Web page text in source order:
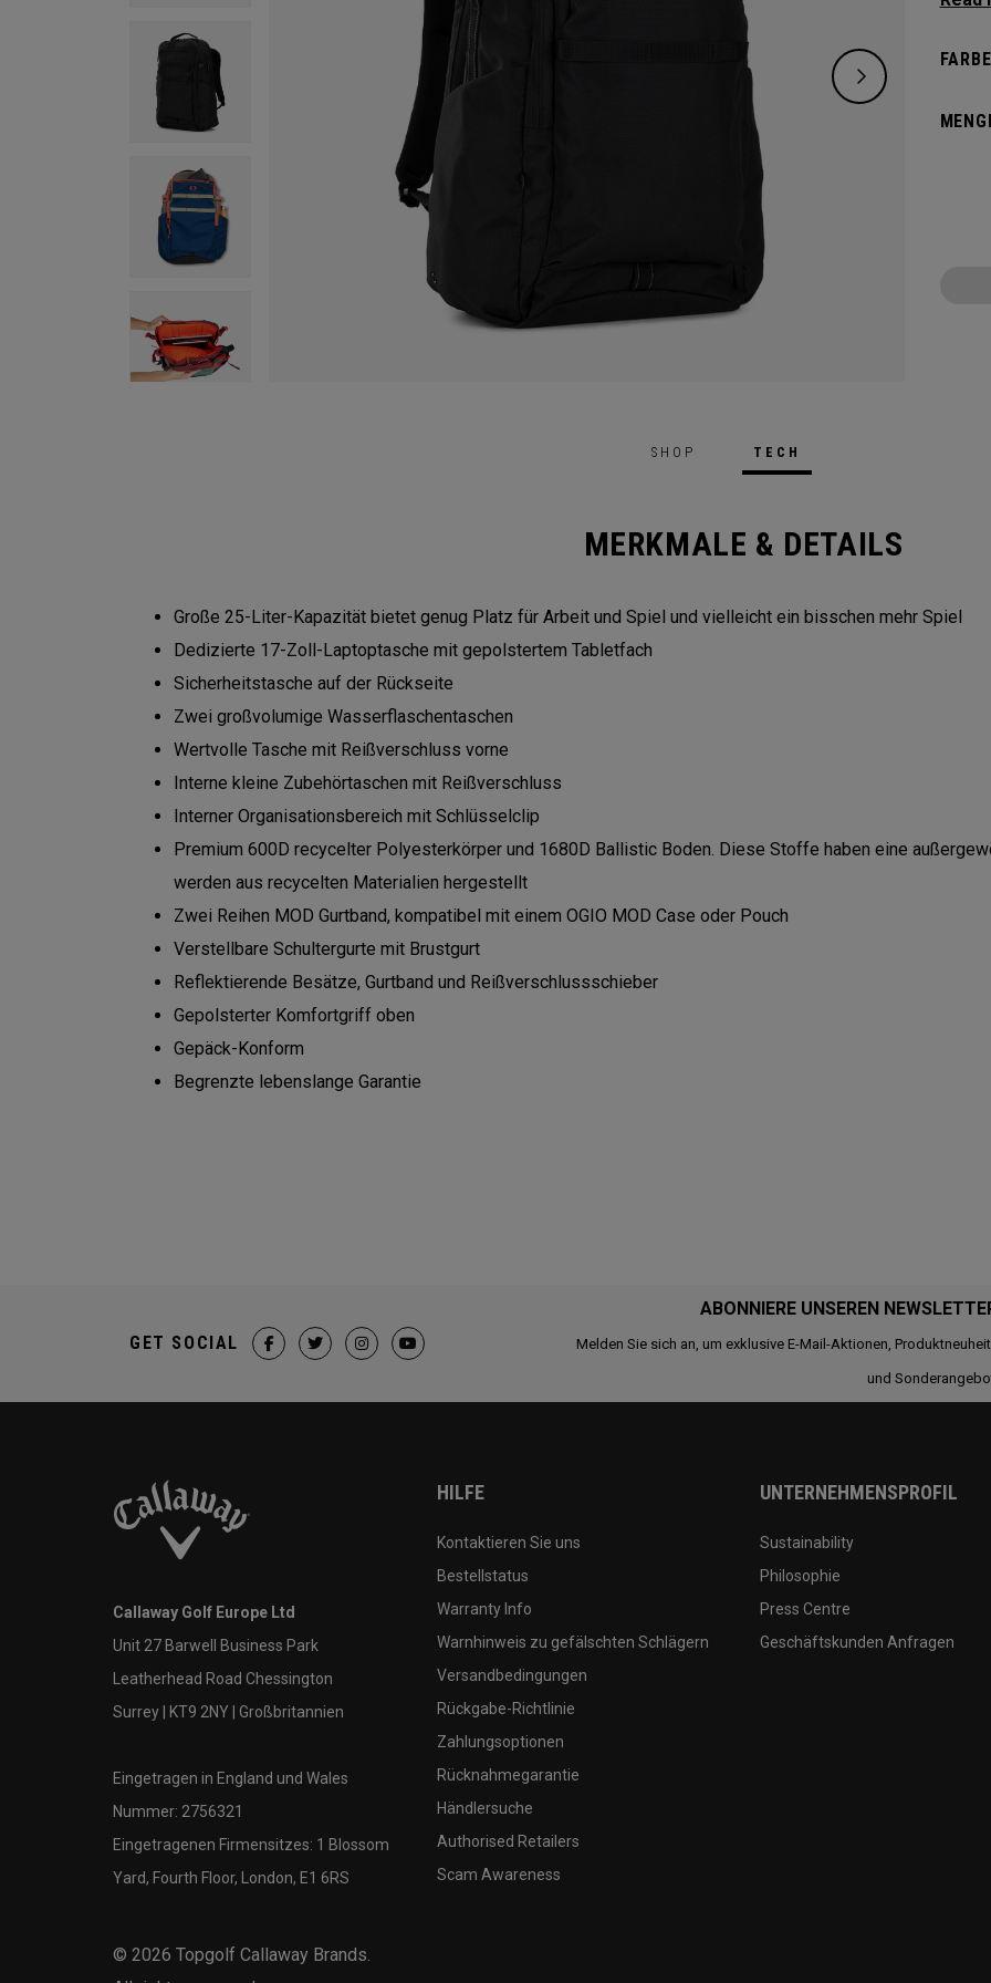
SHOP TECH
MERKMALE & DETAILS
Große 25-Liter-Kapazität bietet genug Platz für Arbeit und Spiel und vielleicht ein bisschen mehr Spiel
Dedizierte 17-Zoll-Laptoptasche mit gepolstertem Tabletfach
Sicherheitstasche auf der Rückseite
Zwei großvolumige Wasserflaschentaschen
Wertvolle Tasche mit Reißverschluss vorne
Interne kleine Zubehörtaschen mit Reißverschluss
Interner Organisationsbereich mit Schlüsselclip
Premium 600D recycelter Polyesterkörper und 1680D Ballistic Boden. Diese Stoffe haben eine
werden aus recycelten Materialien hergestellt
Zwei Reihen MOD Gurtband, kompatibel mit einem OGIO MOD Case oder Pouch
Verstellbare Schultergurte mit Brustgurt
Reflektierende Besätze, Gurtband und Reißverschlussschieber
Gepolsterter Komfortgriff oben
Gepäck-Konform
Begrenzte lebenslange Garantie
ABONNIERE UNSEREN
Melden Sie sich an, um exklusive E-Mail-Aktionen,
und
GET SOCIAL
Callaway Golf Europe Ltd
Unit 27 Barwell Business Park
Leatherhead Road Chessington
Surrey | KT9 2NY | Großbritannien
Eingetragen in England und Wales
Nummer: 2756321
Eingetragenen Firmensitzes: 1 Blossom
Yard, Fourth Floor, London, E1 6RS
© 2026 Topgolf Callaway Brands.
HILFE
Kontaktieren Sie uns
Bestellstatus
Warranty Info
Warnhinweis zu gefälschten Schlägern
Versandbedingungen
Rückgabe-Richtlinie
Zahlungsoptionen
Rücknahmegarantie
Händlersuche
Authorised Retailers
Scam Awareness
UNTERNEHMENSPROFIL
Sustainability
Philosophie
Press Centre
Geschäftskunden Anfragen